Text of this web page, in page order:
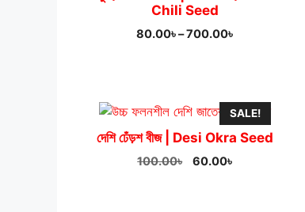
Chili Seed
80.00৳–700.00৳Price
700.00৳
SALE!
দেশি ঢেঁড়শ বীজ | Desi Okra Seed
100.00৳
Original
60.00৳Current